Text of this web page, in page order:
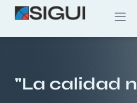
"La calidad